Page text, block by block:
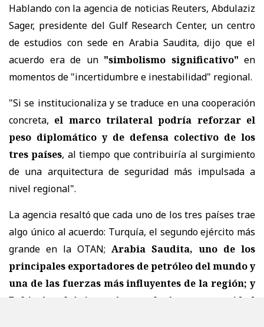
Hablando con la agencia de noticias Reuters, Abdulaziz
Sager, presidente del Gulf Research Center, un centro
de estudios con sede en Arabia Saudita, dijo que el
acuerdo era de un "simbolismo significativo" en
momentos de "incertidumbre e inestabilidad" regional.
"Si se institucionaliza y se traduce en una cooperación
concreta, el marco trilateral podría reforzar el
peso diplomático y de defensa colectivo de los
tres países, al tiempo que contribuiría al surgimiento
de una arquitectura de seguridad más impulsada a
nivel regional".
La agencia resaltó que cada uno de los tres países trae
algo único al acuerdo: Turquía, el segundo ejército más
grande en la OTAN; Arabia Saudita, uno de los
principales exportadores de petróleo del mundo y
una de las fuerzas más influyentes de la región; y
Pakistán, el único país musulmán con capacidad